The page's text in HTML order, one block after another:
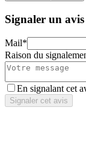
Signaler un avis
Mail*
Raison du
En signalant cet
Signaler cet avis